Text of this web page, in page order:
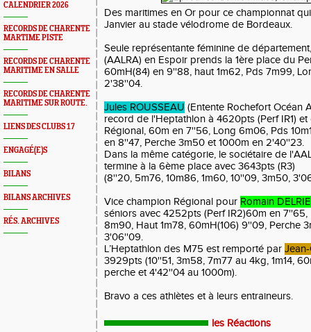
CALENDRIER 2026
RECORDS DE CHARENTE
MARTIME PISTE
RECORDS DE CHARENTE
MARITIME EN SALLE
RECORDS DE CHARENTE
MARITIME SUR ROUTE.
LIENS DES CLUBS 17
ENGAGÉ(E)S
BILANS
BILANS ARCHIVES
RÉS. ARCHIVES
Des maritimes en Or pour ce championnat
Janvier au stade vélodrome de Bordeaux.
Seule représentante féminine de
(AALRA) en Espoir prends la 1ère place du
60mH(84) en 9''88, haut 1m62, Pds 7m99,
2'38''04.
Jules ROUSSEAU (Entente Rochefort Océan
record de l'Heptathlon à 4620pts (Perf IR1)
Régional, 60m en 7''56, Long 6m06, Pds
en 8''47, Perche 3m50 et 1000m en 2'40''23.
Dans la même catégorie, le sociétaire de
termine à la 6ème place avec 3643pts (R3)
(8''20, 5m76, 10m86, 1m60, 10''09, 3m50,
Vice champion Régional pour Romain
séniors avec 4252pts (Perf IR2)60m en
8m90, Haut 1m78, 60mH(106) 9''09, Perche
3'06''09.
L’Heptathlon des M75 est remporté par
3929pts (10''51, 3m58, 7m77 au 4kg, 1m14,
perche et 4'42''04 au 1000m).
Bravo a ces athlètes et à leurs entraineurs.
les Réactions